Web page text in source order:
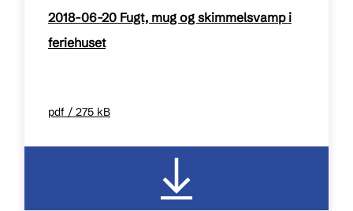
2018-06-20 Fugt, mug og skimmelsvamp i
feriehuset
pdf / 275 kB